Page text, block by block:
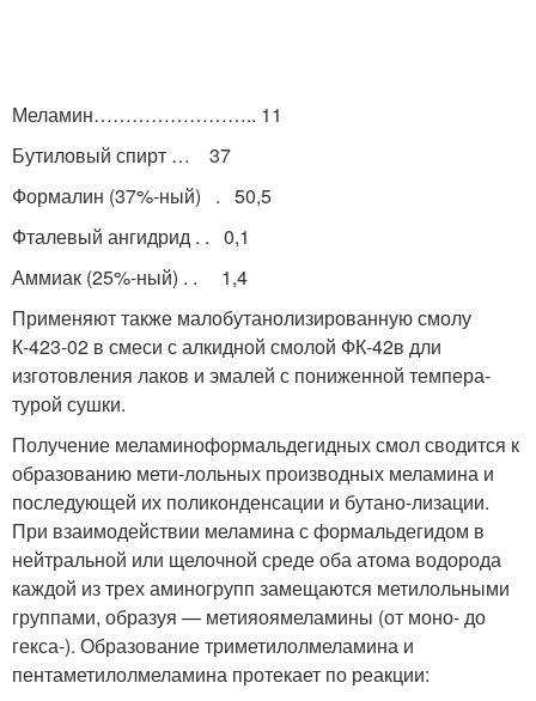
Меламин…………………….. 11
Бутиловый спирт … 37
Формалин (37%-ный) . 50,5
Фталевый ангидрид . . 0,1
Аммиак (25%-ный) . . 1,4
Применяют также малобутанолизированную смолу
К-423-02 в смеси с алкид­ной смолой ФК-42в дли
изготовления лаков и эмалей с пониженной темпера­
турой сушки.
Получение меламиноформальдегидных смол сводится к
образованию мети-лольных производных меламина и
последующей их поликонденсации и бутано-лизации.
При взаимодействии меламина с формальдегидом в
нейтральной или щелочной среде оба атома водорода
каждой из трех аминогрупп замещаются метилольными
группами, образуя — метияоямеламины (от моно- до
гекса-). Обра­зование триметилолмеламина и
пентаметилолмеламина протекает по реакции: